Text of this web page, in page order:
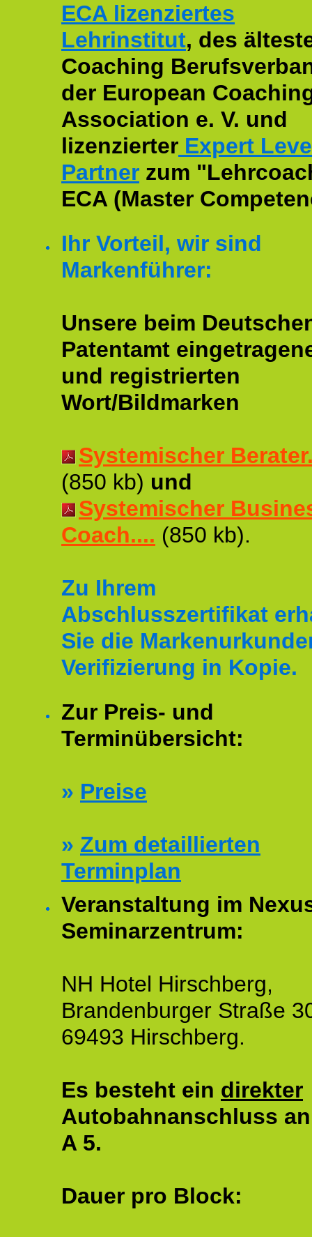
ECA lizenziertes
Lehrinstitut, des
Coaching
der European
Association e. V. und
lizenzierter Expert
Partner zum
ECA (Master
Ihr Vorteil, wir sind
Markenführer:
Unsere beim
Patentamt
und registrierten
Wort/Bildmarken
Systemischer
(850 kb) und
Systemischer
Coach.... (850 kb).
Zu Ihrem
Abschlusszertifikat
Sie die
Verifizierung in Kopie.
Zur Preis- und
Terminübersicht:
» Preise
» Zum detaillierten
Terminplan
Veranstaltung im
Seminarzentrum:
NH Hotel Hirschberg,
Brandenburger Straße
69493 Hirschberg.
Es besteht ein direkter
Autobahnanschluss
A 5.
Dauer pro Block: